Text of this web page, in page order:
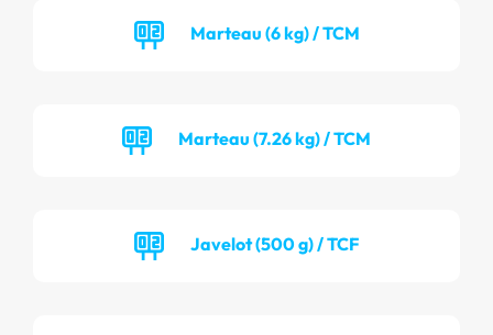
Marteau (6 kg) / TCM
Marteau (7.26 kg) / TCM
Javelot (500 g) / TCF